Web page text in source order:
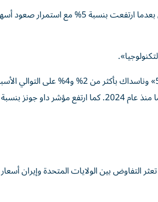
ودعمت أسهم شركة « مايكرون تكنولوجي» السوق الاثنين
وجاءت هذه التحركات بعدما ارتفع مؤشرا «إس آند
التفاوض بين الولايات المتحدة وإيران ‌أسعار